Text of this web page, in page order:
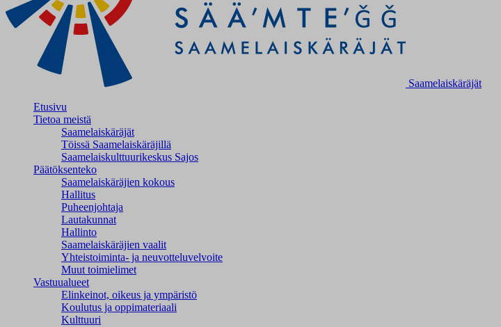
Saamelaiskäräjät
Etusivu
Tietoa meistä
Saamelaiskäräjät
Töissä Saamelaiskäräjillä
Saamelaiskulttuuri­keskus Sajos
Päätöksenteko
Saamelaiskäräjien kokous
Hallitus
Puheenjohtaja
Lautakunnat
Hallinto
Saamelaiskäräjien vaalit
Yhteistoiminta- ja neuvotteluvelvoite
Muut toimielimet
Vastuualueet
Elinkeinot, oikeus ja ympäristö
Koulutus ja oppimateriaali
Kulttuuri